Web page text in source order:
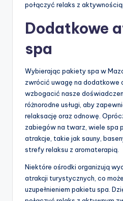
połączyć relaks z aktywnością.
Dodatkowe
spa
Wybierając pakiety spa w
zwrócić uwagę na dodatkowe
wzbogacić nasze
różnorodne usługi, aby
relaksację oraz odnowę.
zabiegów na twarz, wiele spa
atrakcje, takie jak sauny,
strefy relaksu z aromaterapią.
Niektóre ośrodki organizują
atrakcji turystycznych, co
uzupełnieniem pakietu spa.